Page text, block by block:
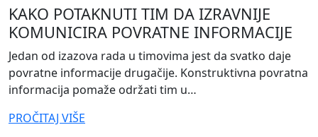
KAKO POTAKNUTI TIM DA IZRAVNIJE
KOMUNICIRA POVRATNE INFORMACIJE
Jedan od izazova rada u timovima jest da svatko daje
povratne informacije drugačije. Konstruktivna povratna
informacija pomaže održati tim u…
PROČITAJ VIŠE